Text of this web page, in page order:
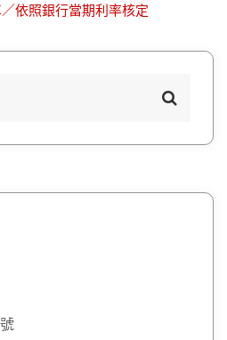
依照銀行當期利率核定
S
r